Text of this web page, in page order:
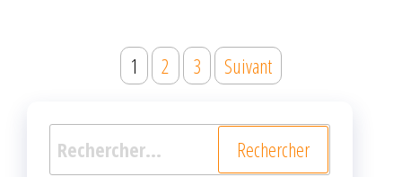
Navigation
articles
1 2 3 Suivant
Rechercher :